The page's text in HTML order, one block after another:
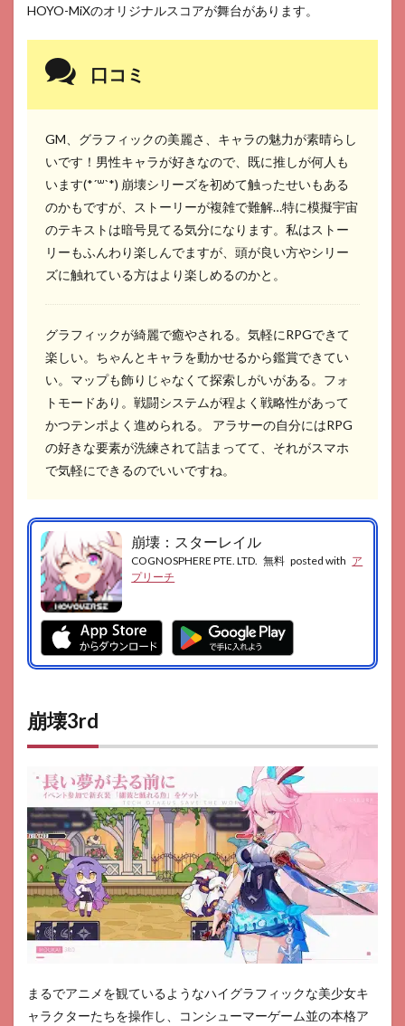
HOYO-MiXのオリジナルスコアが舞台があります。
口コミ
GM、グラフィックの美麗さ、キャラの魅力が素晴らし
いです！男性キャラが好きなので、既に推しが何人も
います(*´꒳`*) 崩壊シリーズを初めて触ったせいもある
のかもですが、ストーリーが複雑で難解…特に模擬宇宙
のテキストは暗号見てる気分になります。私はストー
リーもふんわり楽しんでますが、頭が良い方やシリー
ズに触れている方はより楽しめるのかと。
グラフィックが綺麗で癒やされる。気軽にRPGできて
楽しい。ちゃんとキャラを動かせるから鑑賞できてい
い。マップも飾りじゃなくて探索しがいがある。フォ
トモードあり。戦闘システムが程よく戦略性があって
かつテンポよく進められる。 アラサーの自分にはRPG
の好きな要素が洗練されて詰まってて、それがスマホ
で気軽にできるのでいいですね。
崩壊：スターレイル
COGNOSPHERE PTE. LTD. 無料 posted with ア
プリーチ
崩壊3rd
まるでアニメを観ているようなハイグラフィックな美少女キ
ャラクターたちを操作し、コンシューマーゲーム並の本格ア